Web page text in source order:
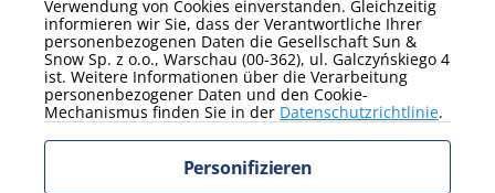
Arbeitsurlaub
Terrasse
tierfreundlich
Zeig mehr
Abonnieren Sie
den Newsletterund bleiben Sie mit
Verwendung von Cookies einverstanden. Gleichzeitig
informieren wir Sie, dass der Verantwortliche Ihrer
personenbezogenen Daten die Gesellschaft Sun &
Snow Sp. z o.o., Warschau (00-362), ul. Galczyńskiego 4
ist. Weitere Informationen über die Verarbeitung
personenbezogener Daten und den Cookie-
Mechanismus finden Sie in der Datenschutzrichtlinie.
Personifizieren